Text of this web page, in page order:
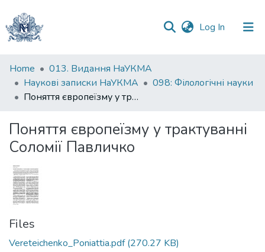
Log In (current)
Communities
&
Collections
Statistics
Home
013. Видання НаУКМА
Наукові записки НаУКМА
098: Філологічні науки
Поняття європеїзму у трактуванні Соломії Павличко
Поняття європеїзму у трактуванні
Соломії Павличко
Files
Vereteichenko_Poniattia.pdf(270.27 KB)